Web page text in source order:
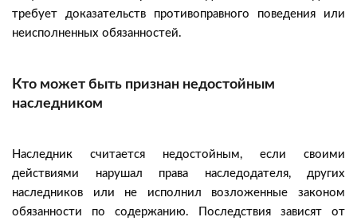
требует доказательств противоправного поведения или
неисполненных обязанностей.
Кто может быть признан недостойным
наследником
Наследник считается недостойным, если своими
действиями нарушал права наследодателя, других
наследников или не исполнил возложенные законом
обязанности по содержанию. Последствия зависят от